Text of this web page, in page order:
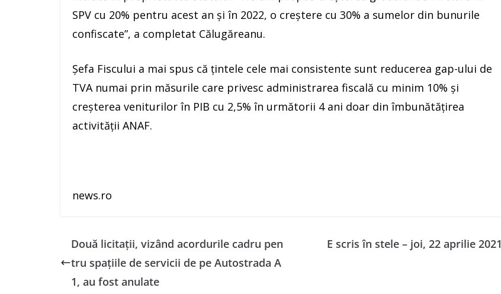
SPV cu 20% pentru acest an şi în 2022, o creştere cu 30% a sumelor din bunurile
confiscate”, a completat Călugăreanu.
Şefa Fiscului a mai spus că ţintele cele mai consistente sunt reducerea gap-ului de
TVA numai prin măsurile care privesc administrarea fiscală cu minim 10% şi
creşterea veniturilor în PIB cu 2,5% în următorii 4 ani doar din îmbunătăţirea
activităţii ANAF.
news.ro
Două licitații, vizând acordurile cadru pen
tru spațiile de servicii de pe Autostrada A
1, au fost anulate
E scris în stele – joi, 22 aprilie 2021